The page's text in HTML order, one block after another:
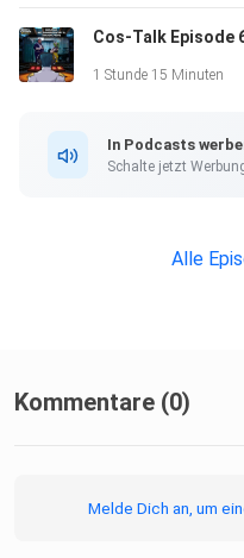
1 Stunde 15 Minuten
In Podcasts
Schalte jetzt
Alle
Kommentare (0)
Melde Dich an, um